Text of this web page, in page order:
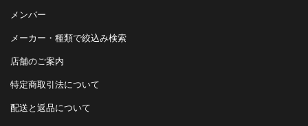
メンバー
メーカー・種類で絞込み検索
店舗のご案内
特定商取引法について
配送と返品について